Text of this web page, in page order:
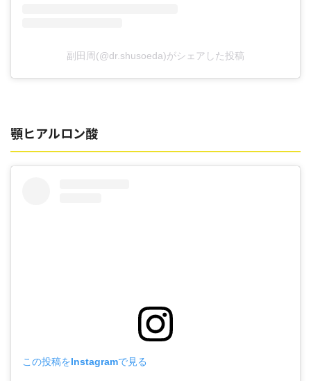
副田周(@dr.shusoeda)がシェアした投稿
顎ヒアルロン酸
この投稿をInstagramで見る